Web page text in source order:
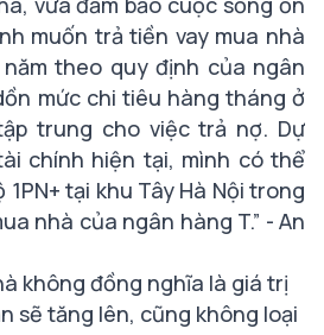
muốn trả tiền vay mua nhà
theo quy định của ngân
mức chi tiêu hàng tháng ở
trung cho việc trả nợ. Dự
chính hiện tại, mình có thể
tại khu Tây Hà Nội trong
nhà của ngân hàng T.” - An
không đồng nghĩa là giá trị
sẽ tăng lên, cũng không loại